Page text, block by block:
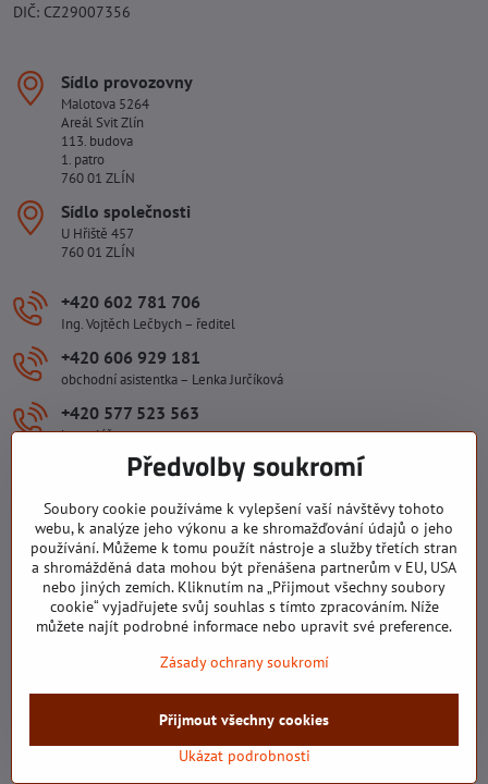
DIČ: CZ29007356
Sídlo provozovny
Malotova 5264
Areál Svit Zlín
113. budova
1. patro
760 01 ZLÍN
Sídlo společnosti
U Hřiště 457
760 01 ZLÍN
+420 602 781 706
Ing. Vojtěch Lečbych – ředitel
+420 606 929 181
obchodní asistentka – Lenka Jurčíková
+420 577 523 563
kancelář
ivlecbych​@seznam​.cz
Důležité odkazy
Všechny texty, obrázky a fotografie jsou majetkem společnosti Ing.
Vojtěch Lečbych - IVL. Kopírovat obsah těchto stránek můžete jen se
©2026Copyright
Předvolby soukromíZásady ochrany soukromíStav objednávky
Vytvořeno systémem:ByznysWeb.cz
Předvolby soukromí
Soubory cookie používáme k vylepšení vaší návštěvy tohoto
webu, k analýze jeho výkonu a ke shromažďování údajů o jeho
používání. Můžeme k tomu použít nástroje a služby třetích stran
a shromážděná data mohou být přenášena partnerům v EU, USA
nebo jiných zemích. Kliknutím na „Přijmout všechny soubory
cookie“ vyjadřujete svůj souhlas s tímto zpracováním. Níže
můžete najít podrobné informace nebo upravit své preference.
Zásady ochrany soukromí
Ukázat podrobnosti
Přijmout všechny cookies